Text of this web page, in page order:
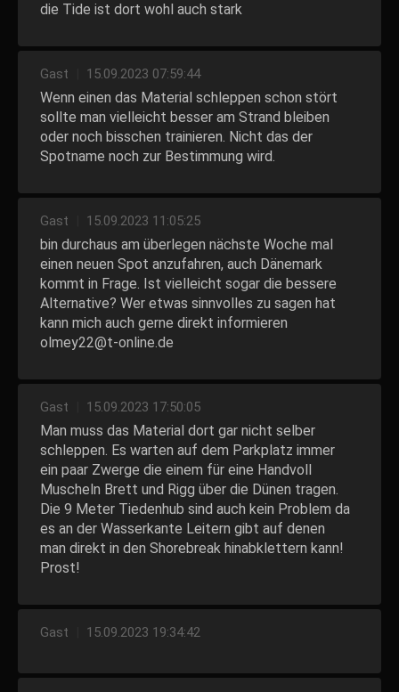
die Tide ist dort wohl auch stark
Gast 15.09.2023 07:59:44
Wenn einen das Material schleppen schon stört
sollte man vielleicht besser am Strand bleiben
oder noch bisschen trainieren. Nicht das der
Spotname noch zur Bestimmung wird.
Gast 15.09.2023 11:05:25
bin durchaus am überlegen nächste Woche mal
einen neuen Spot anzufahren, auch Dänemark
kommt in Frage. Ist vielleicht sogar die bessere
Alternative? Wer etwas sinnvolles zu sagen hat
kann mich auch gerne direkt informieren
olmey22@t-online.de
Gast 15.09.2023 17:50:05
Man muss das Material dort gar nicht selber
schleppen. Es warten auf dem Parkplatz immer
ein paar Zwerge die einem für eine Handvoll
Muscheln Brett und Rigg über die Dünen tragen.
Die 9 Meter Tiedenhub sind auch kein Problem da
es an der Wasserkante Leitern gibt auf denen
man direkt in den Shorebreak hinabklettern kann!
Prost!
Gast 15.09.2023 19:34:42